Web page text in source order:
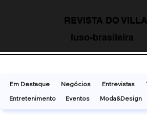
REVISTA DO VILLA
luso-brasileira
Em Destaque Negócios Entrevistas
Entretenimento
Eventos Moda&Design